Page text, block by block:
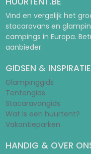
Vind en vergelijk het
stacaravans en
campings in Europa.
aanbieder.
GIDSEN & INSPIRATIE
Glampinggids
Tentengids
Stacaravangids
Wat is een huurtent?
Vakantieparken
HANDIG & OVER